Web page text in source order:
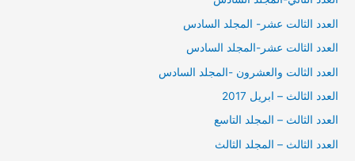
العدد الثالت عشر- المجلد السادس
العدد الثالت عشر-المجلد السادس
العدد الثالت والعشرون -المجلد السادس
العدد الثالث – ابريل 2017
العدد الثالث – المجلد التاسع
العدد الثالث – المجلد الثالث